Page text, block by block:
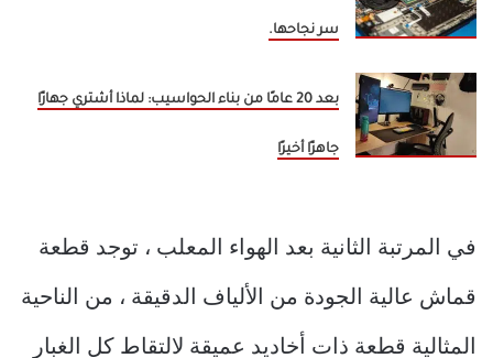
سر نجاحها.
بعد 20 عامًا من بناء الحواسيب: لماذا أشتري جهازًا
جاهزًا أخيرًا
في المرتبة الثانية بعد الهواء المعلب ، توجد قطعة
قماش عالية الجودة من الألياف الدقيقة ، من الناحية
المثالية قطعة ذات أخاديد عميقة لالتقاط كل الغبار